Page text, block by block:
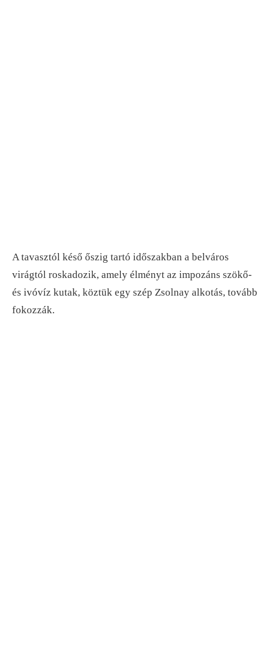
A tavasztól késő őszig tartó időszakban a belváros
virágtól roskadozik, amely élményt az impozáns szökő-
és ivóvíz kutak, köztük egy szép Zsolnay alkotás, tovább
fokozzák.